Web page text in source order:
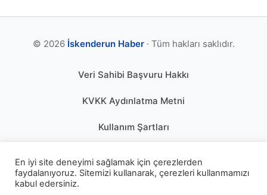
© 2026 İskenderun Haber· Tüm hakları saklıdır.
Veri Sahibi Başvuru Hakkı
KVKK Aydınlatma Metni
Kullanım Şartları
Çerez Politikası
En iyi site deneyimi sağlamak için çerezlerden
faydalanıyoruz. Sitemizi kullanarak, çerezleri kullanmamızı
kabul edersiniz.